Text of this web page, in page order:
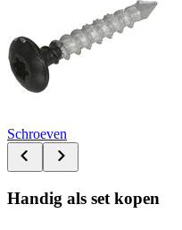
Schroeven
Handig als set kopen